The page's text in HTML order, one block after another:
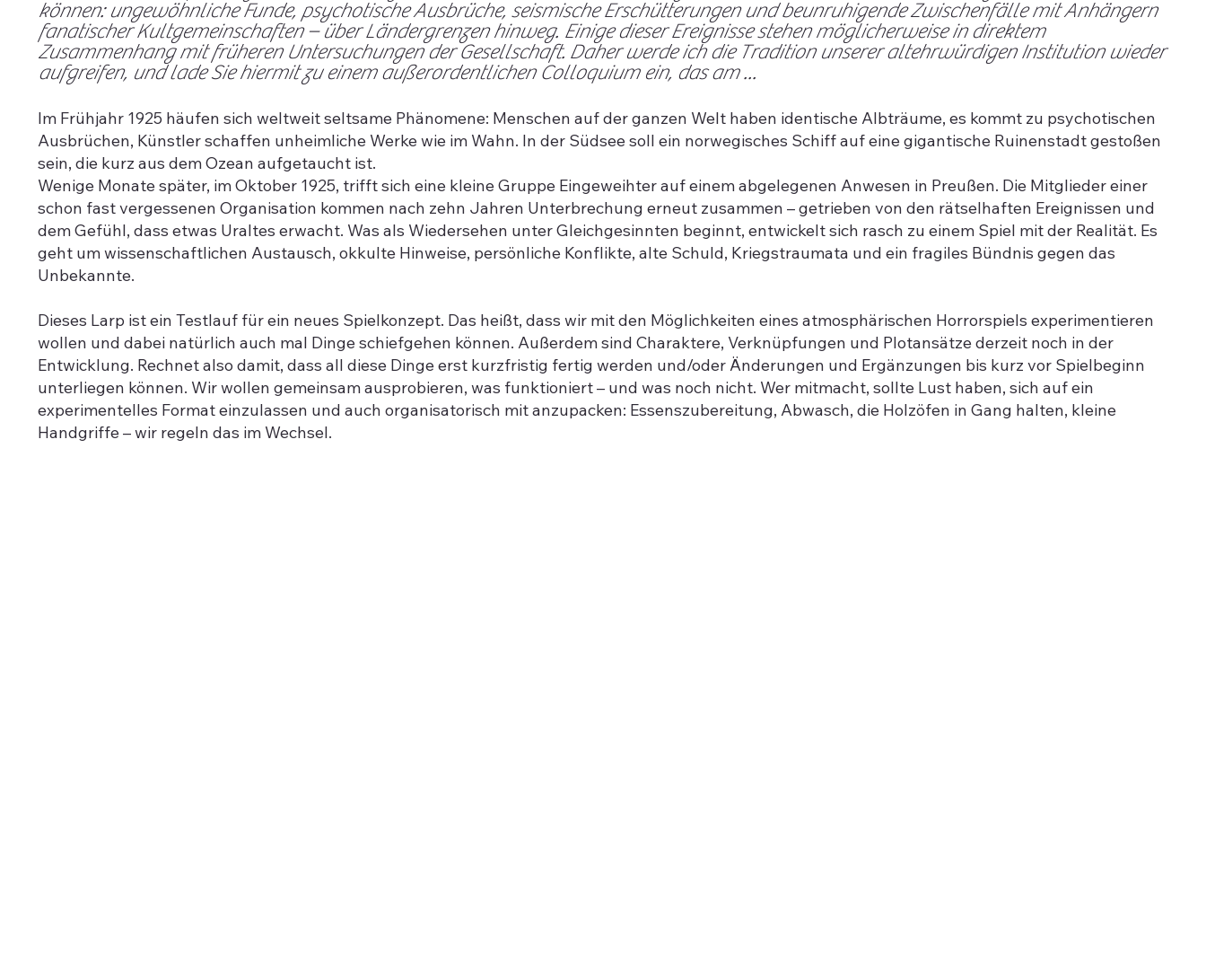
können: ungewöhnliche Funde, psychotische Ausbrüche, seismische Erschütterungen und beunruhigende Zwischenfälle mit Anhängern
fanatischer Kultgemeinschaften – über Ländergrenzen hinweg. Einige dieser Ereignisse stehen möglicherweise in direktem
Zusammenhang mit früheren Untersuchungen der Gesellschaft. Daher werde ich die Tradition unserer altehrwürdigen Institution wieder
aufgreifen, und lade Sie hiermit zu einem außerordentlichen Colloquium ein, das am ...
Im Frühjahr 1925 häufen sich weltweit seltsame Phänomene: Menschen auf der ganzen Welt haben identische Albträume, es kommt zu psychotischen
Ausbrüchen, Künstler schaffen unheimliche Werke wie im Wahn. In der Südsee soll ein norwegisches Schiff auf eine gigantische Ruinenstadt gestoßen
sein, die kurz aus dem Ozean aufgetaucht ist.
Wenige Monate später, im Oktober 1925, trifft sich eine kleine Gruppe Eingeweihter auf einem abgelegenen Anwesen in Preußen. Die Mitglieder einer
schon fast vergessenen Organisation kommen nach zehn Jahren Unterbrechung erneut zusammen – getrieben von den rätselhaften Ereignissen und
dem Gefühl, dass etwas Uraltes erwacht. Was als Wiedersehen unter Gleichgesinnten beginnt, entwickelt sich rasch zu einem Spiel mit der Realität. Es
geht um wissenschaftlichen Austausch, okkulte Hinweise, persönliche Konflikte, alte Schuld, Kriegstraumata und ein fragiles Bündnis gegen das
Unbekannte.
Dieses Larp ist ein Testlauf für ein neues Spielkonzept. Das heißt, dass wir mit den Möglichkeiten eines atmosphärischen Horrorspiels experimentieren
wollen und dabei natürlich auch mal Dinge schiefgehen können. Außerdem sind Charaktere, Verknüpfungen und Plotansätze derzeit noch in der
Entwicklung. Rechnet also damit, dass all diese Dinge erst kurzfristig fertig werden und/oder Änderungen und Ergänzungen bis kurz vor Spielbeginn
unterliegen können. Wir wollen gemeinsam ausprobieren, was funktioniert – und was noch nicht. Wer mitmacht, sollte Lust haben, sich auf ein
experimentelles Format einzulassen und auch organisatorisch mit anzupacken: Essenszubereitung, Abwasch, die Holzöfen in Gang halten, kleine
Handgriffe – wir regeln das im Wechsel.